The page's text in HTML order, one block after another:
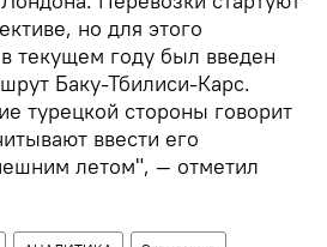
но для этого
текущем году был введен
Баку-Тбилиси-Карс.
турецкой стороны говорит
ввести его
летом", — отметил